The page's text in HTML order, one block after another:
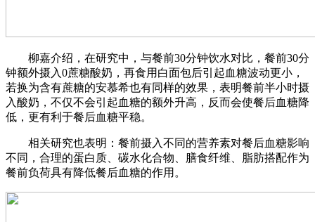
柳嘉介绍，在研究中，与餐前30分钟饮水对比，餐前30分
钟额外摄入0蔗糖酸奶，再食用白面包后引起血糖波动更小，
若换为含有蔗糖的安慕希也有同样的效果，表明餐前半小时摄
入酸奶，不仅不会引起血糖的额外升高，反而会使餐后血糖降
低，更有利于餐后血糖平稳。
相关研究也表明：餐前摄入不同的营养素对餐后血糖影响
不同，合理的蛋白质、碳水化合物、膳食纤维、脂肪搭配作为
餐前负荷具有降低餐后血糖的作用。